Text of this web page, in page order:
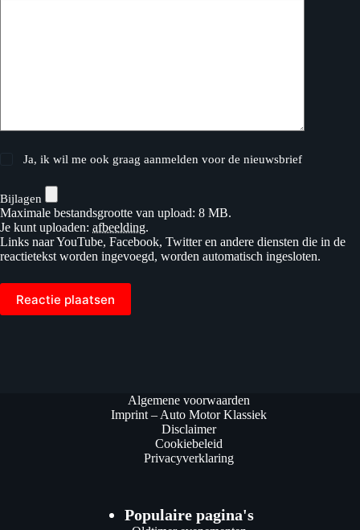
Ja, ik wil me ook graag aanmelden voor de nieuwsbrief
Bijlagen
Maximale bestandsgrootte van upload: 8 MB.
Je kunt uploaden: afbeelding.
Links naar YouTube, Facebook, Twitter en andere diensten die in de
reactietekst worden ingevoegd, worden automatisch ingesloten.
Reactie plaatsen
Algemene voorwaarden
Imprint – Auto Motor Klassiek
Disclaimer
Cookiebeleid
Privacyverklaring
Populaire pagina's